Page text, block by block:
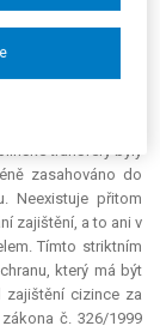
Cizinecké právo
shodné námitky
transfery byly
zasahováno do
Neexistuje přitom
zajištění, a to ani v
Tímto striktním
který má být
cizince za
č. 326/1999